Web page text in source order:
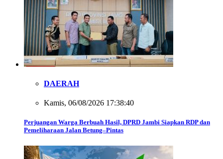
DAERAH
Kamis, 06/08/2026 17:38:40
Perjuangan Warga Berbuah Hasil, DPRD Jambi Siapkan RDP dan
Pemeliharaan Jalan Betung–Pintas